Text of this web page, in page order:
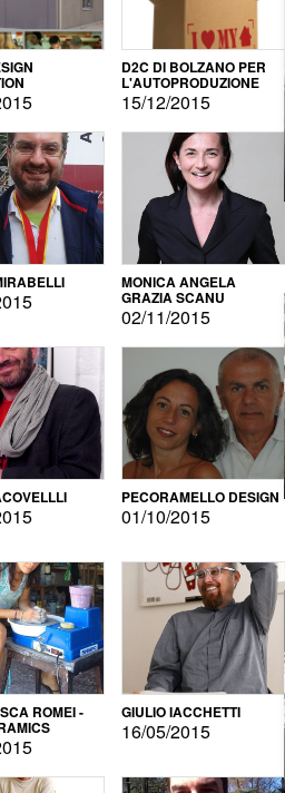
D2C DI BOLZANO PER
L'AUTOPRODUZIONE
15/12/2015
MONICA ANGELA
GRAZIA SCANU
02/11/2015
PECORAMELLO DESIGN
01/10/2015
ROMEI - GIULIO IACCHETTI
16/05/2015